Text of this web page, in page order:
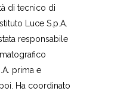
di tecnico di
Luce S.p.A.
responsabile
prima e
Ha coordinato